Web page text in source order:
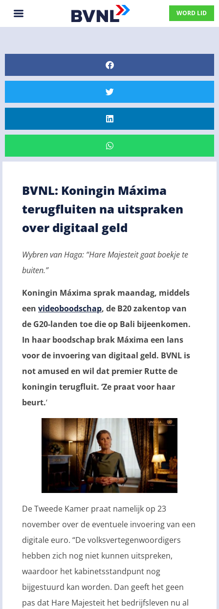
WORD LID
BVNL: Koningin Máxima
terugfluiten na uitspraken
over digitaal geld
Wybren van Haga: “Hare Majesteit gaat boekje te
buiten.”
Koningin Máxima sprak maandag, middels
een videoboodschap, de B20 zakentop van
de G20-landen toe die op Bali bijeenkomen.
In haar boodschap brak Máxima een lans
voor de invoering van digitaal geld. BVNL is
not amused en wil dat premier Rutte de
koningin terugfluit. ‘Ze praat voor haar
beurt.‘
De Tweede Kamer praat namelijk op 23
november over de eventuele invoering van een
digitale euro. “De volksvertegenwoordigers
hebben zich nog niet kunnen uitspreken,
waardoor het kabinetsstandpunt nog
bijgestuurd kan worden. Dan geeft het geen
pas dat Hare Majesteit het bedrijfsleven nu al